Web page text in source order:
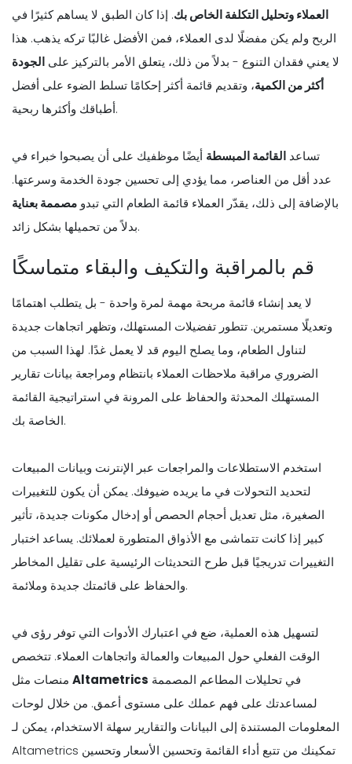
العملاء وتحليل التكلفة الخاص بك. إذا كان الطبق لا يساهم كثيرًا في
الربح ولم يكن مفضلًا لدى العملاء، فمن الأفضل غالبًا تركه يذهب. هذا
لا يعني فقدان التنوع - بدلاً من ذلك، يتعلق الأمر بالتركيز على الجودة
أكثر من الكمية، وتقديم قائمة أكثر إحكامًا تسلط الضوء على أفضل
أطباقك وأكثرها ربحية.
تساعد القائمة المبسطة أيضًا موظفيك على أن يصبحوا خبراء في
عدد أقل من العناصر، مما يؤدي إلى تحسين جودة الخدمة وسرعتها.
بالإضافة إلى ذلك، يقدّر العملاء قائمة الطعام التي تبدو مصممة بعناية
بدلاً من تحميلها بشكل زائد.
قم بالمراقبة والتكيف والبقاء متماسكًا
لا يعد إنشاء قائمة مربحة مهمة لمرة واحدة - بل يتطلب اهتمامًا
وتعديلًا مستمرين. تتطور تفضيلات المستهلك، وتظهر اتجاهات جديدة
لتناول الطعام، وما يصلح اليوم قد لا يعمل غدًا. لهذا السبب من
الضروري مراقبة ملاحظات العملاء بانتظام ومراجعة بيانات تقارير
المستهلك المحدثة والحفاظ على المرونة في استراتيجية القائمة
الخاصة بك.
استخدم الاستطلاعات والمراجعات عبر الإنترنت وبيانات المبيعات
لتحديد التحولات في ما يريده ضيوفك. يمكن أن يكون للتغييرات
الصغيرة، مثل تعديل أحجام الحصص أو إدخال مكونات جديدة، تأثير
كبير إذا كانت تتماشى مع الأذواق المتطورة لعملائك. يساعد اختبار
التغييرات تدريجيًا قبل طرح التحديثات الرئيسية على تقليل المخاطر
والحفاظ على قائمتك جديدة وملائمة.
لتسهيل هذه العملية، ضع في اعتبارك الأدوات التي توفر رؤى في
الوقت الفعلي حول المبيعات والعمالة واتجاهات العملاء. تتخصص
Altametrics
لمساعدتك على فهم عملك على مستوى أعمق. من خلال لوحات
المعلومات المستندة إلى البيانات والتقارير سهلة الاستخدام، يمكن لـ
Altametrics تمكينك من تتبع أداء القائمة وتحسين الأسعار وتحسين